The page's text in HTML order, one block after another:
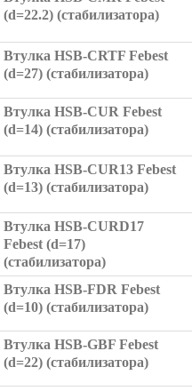
(d=22.2) (стабилизатора)
Втулка HSB-CRTF Febest
(d=27) (стабилизатора)
Втулка HSB-CUR Febest
(d=14) (стабилизатора)
Втулка HSB-CUR13 Febest
(d=13) (стабилизатора)
Втулка HSB-CURD17
Febest (d=17)
(стабилизатора)
Втулка HSB-FDR Febest
(d=10) (стабилизатора)
Втулка HSB-GBF Febest
(d=22) (стабилизатора)